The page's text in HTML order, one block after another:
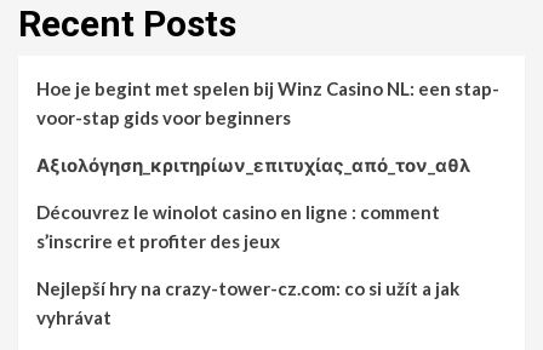
Recent Posts
Hoe je begint met spelen bij Winz Casino NL: een stap-
voor-stap gids voor beginners
Αξιολόγηση_κριτηρίων_επιτυχίας_από_τον_αθλ
Découvrez le winolot casino en ligne : comment
s’inscrire et profiter des jeux
Nejlepší hry na crazy-tower-cz.com: co si užít a jak
vyhrávat